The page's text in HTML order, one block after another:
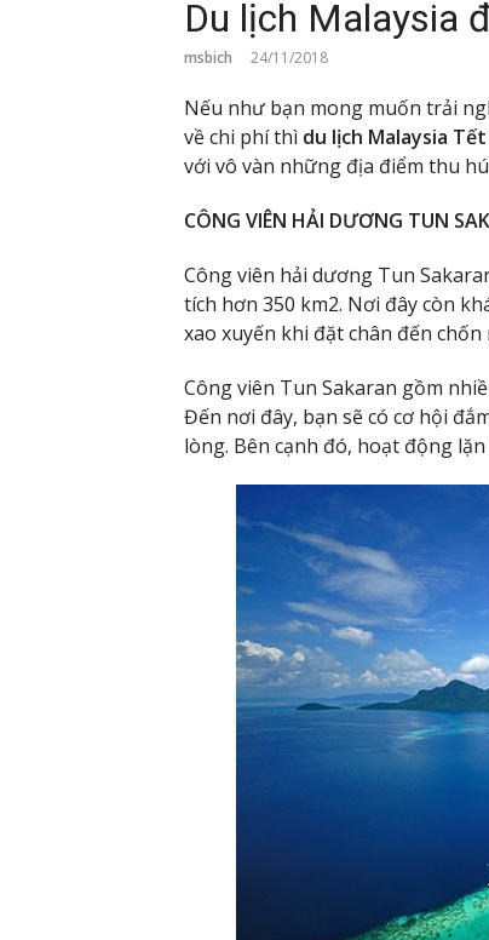
Du lịch Malaysia
msbich 24/11/2018
Nếu như bạn mong muốn trải
về chi phí thì du lịch Malaysia
với vô vàn những địa điểm thu
CÔNG VIÊN HẢI DƯƠNG TUN
Công viên hải dương Tun
tích hơn 350 km2. Nơi đây còn
xao xuyến khi đặt chân đến
Công viên Tun Sakaran gồm
Đến nơi đây, bạn sẽ có cơ hội
lòng. Bên cạnh đó, hoạt động